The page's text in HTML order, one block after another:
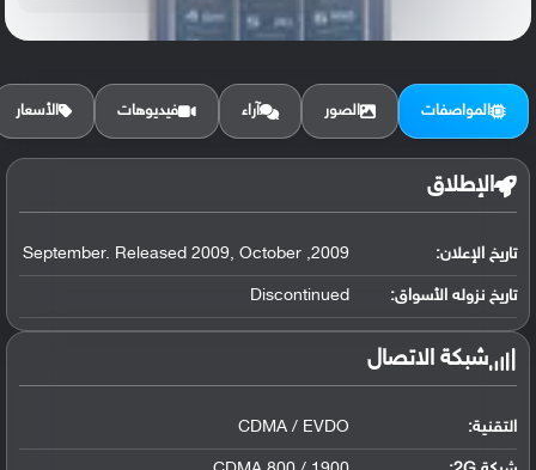
المواصفات الصور آراء فيديوهات الأسعار
الإطلاق
تاريخ الإعلان: 2009, September. Released 2009, October
تاريخ نزوله الأسواق: Discontinued
شبكة الاتصال
التقنية: CDMA / EVDO